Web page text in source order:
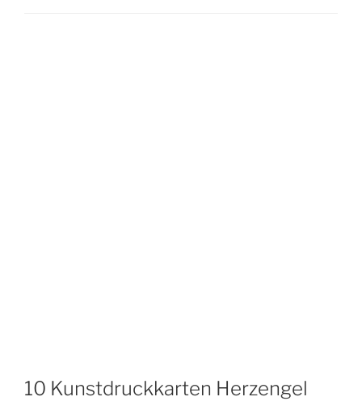
10 Kunstdruckkarten Herzengel